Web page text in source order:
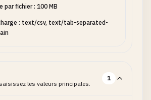
par fichier : 100 MB
: text/csv, text/tab-separated-
les valeurs principales.
1